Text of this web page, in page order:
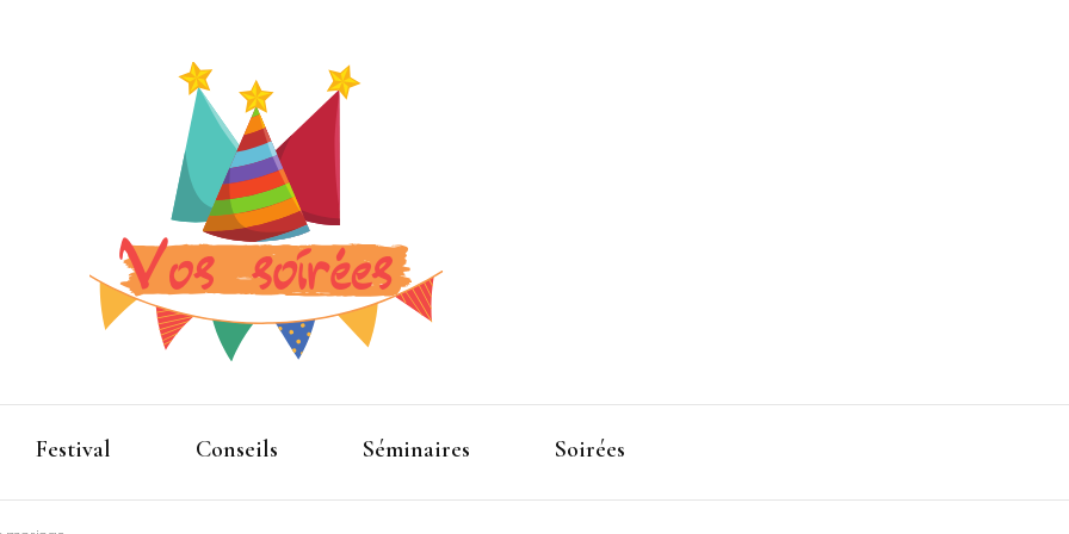
Vos spectacles
Pour que la fête devienne plus folle
Festival Conseils Séminaires Soirées